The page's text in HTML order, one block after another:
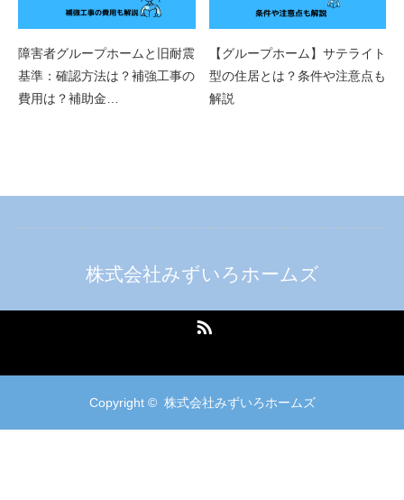
障害者グループホームと旧耐震
基準：確認方法は？補強工事の
費用は？補助金…
【グループホーム】サテライト
型の住居とは？条件や注意点も
解説
株式会社みずいろホームズ
Copyright © 株式会社みずいろホームズ